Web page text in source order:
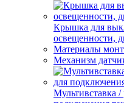
Крышка для
освещенности,
Материалы
Механизм
Мультивставка